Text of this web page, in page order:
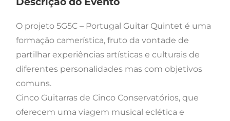
O projeto 5G5C – Portugal Guitar Quintet é uma
formação camerística, fruto da vontade de
partilhar experiências artísticas e culturais de
diferentes personalidades mas com objetivos
comuns.
Cinco Guitarras de Cinco Conservatórios, que
oferecem uma viagem musical eclética e